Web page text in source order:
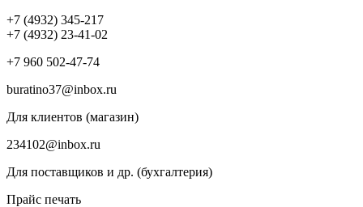
+7 (4932) 345-217
+7 (4932) 23-41-02
+7 960 502-47-74
buratino37@inbox.ru
Для клиентов (магазин)
234102@inbox.ru
Для поставщиков и др. (бухгалтерия)
Прайс печать